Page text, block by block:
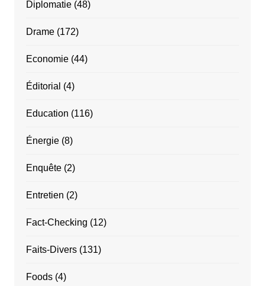
Diplomatie(48)
Drame(172)
Economie(44)
Éditorial (4)
Education (116)
Énergie(8)
Enquête(2)
Entretien (2)
Fact-Checking (12)
Faits-Divers(131)
Foods(4)